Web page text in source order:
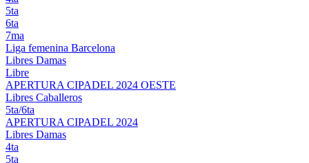
5ta
6ta
7ma
Liga femenina Barcelona
Libres Damas
Libre
APERTURA CIPADEL 2024 OESTE
Libres Caballeros
5ta/6ta
APERTURA CIPADEL 2024
Libres Damas
4ta
5ta